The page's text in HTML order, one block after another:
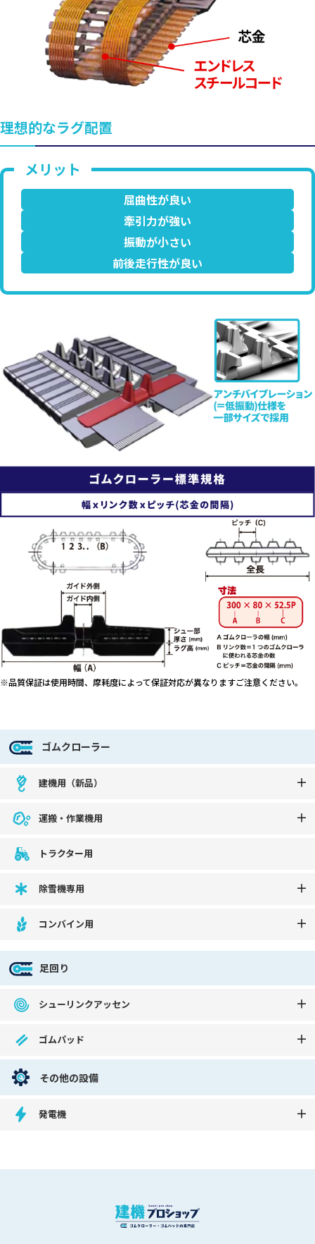
理想的なラグ配置
屈曲性が良い
牽引力が強い
振動が小さい
前後走行性が良い
※品質保証は使用時間、摩耗度によって保証対応が異なりますご注意ください。
ゴムクローラー
建機用（新品）
運搬・作業機用
トラクター用
除雪機専用
コンバイン用
足回り
シューリンクアッセン
ゴムパッド
その他の設備
発電機